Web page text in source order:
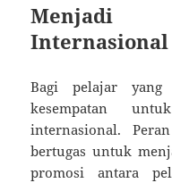
Menjadi
Internasional
Bagi pelajar
kesempatan
internasional.
bertugas untuk
promosi antara